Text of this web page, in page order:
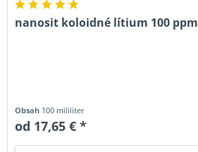
nanosit koloidné lítium 100 ppm
Obsah 100 mililiter
od 17,65 € *